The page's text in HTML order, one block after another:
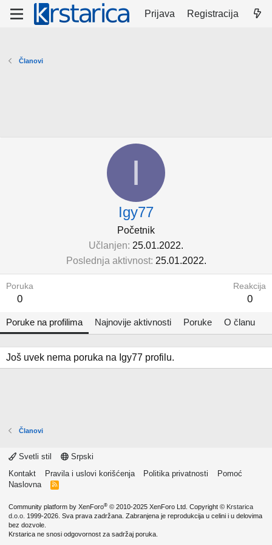
Prijava Registracija
Članovi
I
Igy77
Početnik
Učlanjen 25.01.2022.
Poslednja aktivnost 25.01.2022.
Poruka
0
Reakcija
0
Poruke na profilima Najnovije aktivnosti Poruke O članu
Još uvek nema poruka na Igy77 profilu.
Članovi
Svetli stil
Srpski
Kontakt
Pravila i uslovi korišćenja Politika privatnosti
Pomoć
Naslovna
R
Community platform by XenForo® © 2010-2025 XenForo Ltd. Copyright © Krstarica
d.o.o. 1999-2026. Sva prava zadržana. Zabranjena je reprodukcija u celini i u delovima
bez dozvole.
Krstarica ne snosi odgovornost za sadržaj poruka.